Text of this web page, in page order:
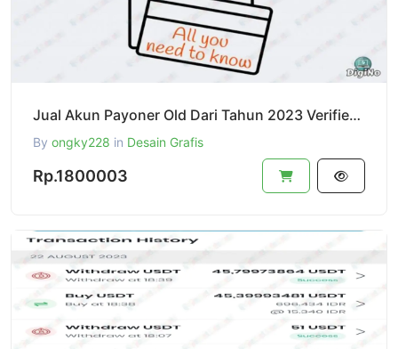
Jual Akun Payoner Old Dari Tahun 2023 Verified Siap Pakai
By ongky228 in Desain Grafis
Rp.1800003